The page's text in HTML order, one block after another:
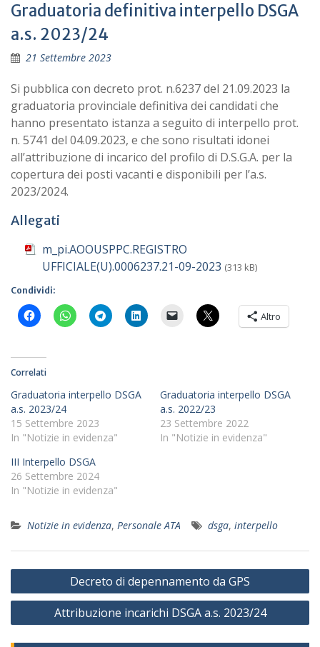
Graduatoria definitiva interpello DSGA
a.s. 2023/24
21 Settembre 2023
Si pubblica con decreto prot. n.6237 del 21.09.2023 la
graduatoria provinciale definitiva dei candidati che
hanno presentato istanza a seguito di interpello prot.
n. 5741 del 04.09.2023, e che sono risultati idonei
all’attribuzione di incarico del profilo di D.S.G.A. per la
copertura dei posti vacanti e disponibili per l’a.s.
2023/2024.
Allegati
m_pi.AOOUSPPC.REGISTRO
UFFICIALE(U).0006237.21-09-2023 (313 kB)
Condividi:
Altro
Correlati
Graduatoria interpello DSGA
a.s. 2023/24
15 Settembre 2023
In "Notizie in evidenza"
Graduatoria interpello DSGA
a.s. 2022/23
23 Settembre 2022
In "Notizie in evidenza"
III Interpello DSGA
26 Settembre 2024
In "Notizie in evidenza"
Notizie in evidenza, Personale ATA dsga, interpello
Navigazione
articoli
Decreto di depennamento da GPS
Attribuzione incarichi DSGA a.s. 2023/24